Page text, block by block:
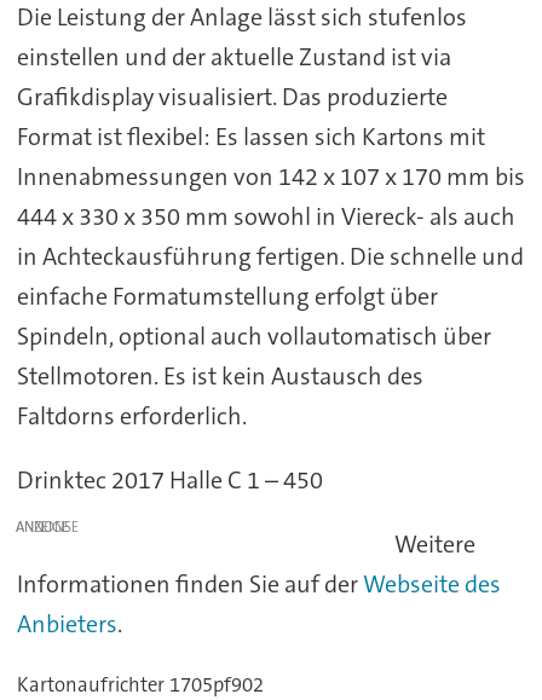
Die Leistung der Anlage lässt sich stufenlos
einstellen und der aktuelle Zustand ist via
Grafikdisplay visualisiert. Das produzierte
Format ist flexibel: Es lassen sich Kartons mit
Innenabmessungen von 142 x 107 x 170 mm bis
444 x 330 x 350 mm sowohl in Viereck- als auch
in Achteckausführung fertigen. Die schnelle und
einfache Formatumstellung erfolgt über
Spindeln, optional auch vollautomatisch über
Stellmotoren. Es ist kein Austausch des
Faltdorns erforderlich.
Drinktec 2017 Halle C 1 – 450
ANZEIGE
Weitere
Informationen finden Sie auf derWebseite des
Anbieters.
Kartonaufrichter 1705pf902